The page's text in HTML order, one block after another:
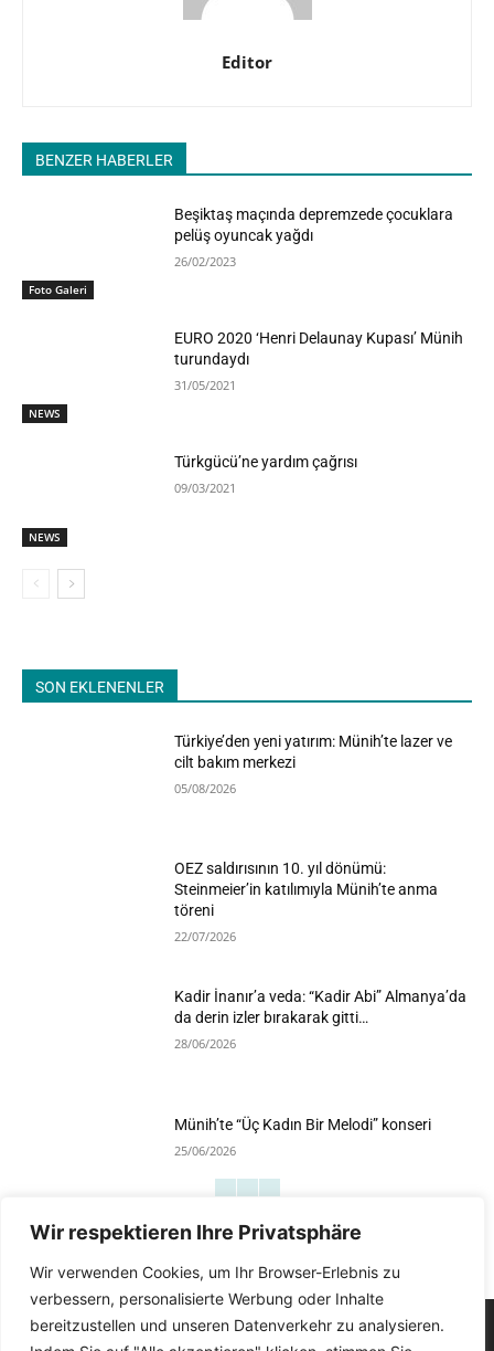
Wir respektieren Ihre Privatsphäre
Wir verwenden Cookies, um Ihr Browser-Erlebnis zu
verbessern, personalisierte Werbung oder Inhalte
bereitzustellen und unseren Datenverkehr zu analysieren.
Editor
BENZER HABERLER
Foto Galeri
Beşiktaş maçında depremzede çocuklara
pelüş oyuncak yağdı
26/02/2023
NEWS
EURO 2020 ‘Henri Delaunay Kupası’ Münih
turundaydı
31/05/2021
NEWS
Türkgücü’ne yardım çağrısı
09/03/2021
SON EKLENENLER
Türkiye’den yeni yatırım: Münih’te lazer ve
cilt bakım merkezi
05/08/2026
OEZ saldırısının 10. yıl dönümü:
Steinmeier’in katılımıyla Münih’te anma
töreni
22/07/2026
Kadir İnanır’a veda: “Kadir Abi” Almanya’da
da derin izler bırakarak gitti…
28/06/2026
Münih’te “Üç Kadın Bir Melodi” konseri
25/06/2026
Devamını Göster